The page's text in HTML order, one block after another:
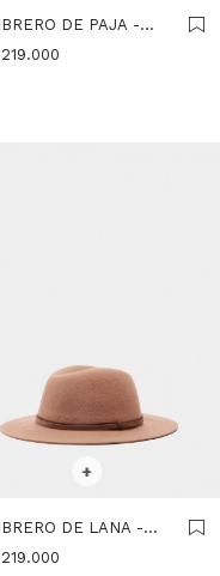
DE PAJA -
219.000
+
DE LANA -
219.000